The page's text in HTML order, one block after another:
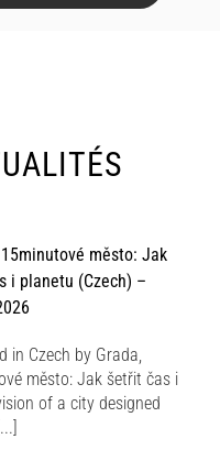
město: Jak
i planetu (Czech) –
in Czech by Grada,
město: Jak šetřit čas i
of a city designed